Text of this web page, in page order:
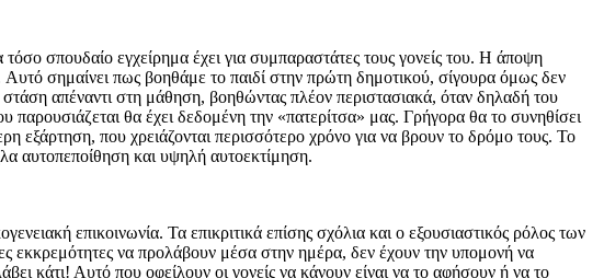
σπουδαίο εγχείρημα έχει για συμπαραστάτες τους γονείς του. Η άποψη
σημαίνει πως βοηθάμε το παιδί στην πρώτη δημοτικού, σίγουρα όμως δεν
απέναντι στη μάθηση, βοηθώντας πλέον περιστασιακά, όταν δηλαδή του
θα έχει δεδομένη την «πατερίτσα» μας. Γρήγορα θα το συνηθίσει
εξάρτηση, που χρειάζονται περισσότερο χρόνο για να βρουν το δρόμο τους. Το
αυτοπεποίθηση και υψηλή αυτοεκτίμηση.
επικοινωνία. Τα επικριτικά επίσης σχόλια και ο εξουσιαστικός ρόλος των
εκκρεμότητες να προλάβουν μέσα στην ημέρα, δεν έχουν την υπομονή να
κάτι! Αυτό που οφείλουν οι γονείς να κάνουν είναι να το αφήσουν ή να το